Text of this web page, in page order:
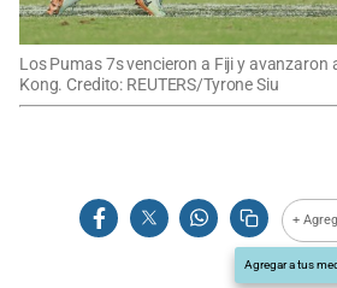
Los Pumas 7s vencieron a Fiji y avanzaron
Kong. Credito: REUTERS/Tyrone Siu
+
Agregar a tus